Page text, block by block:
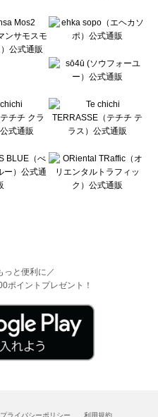
っと便利に／
ポイントプレゼント！
プライバシーポリシー 利用規約